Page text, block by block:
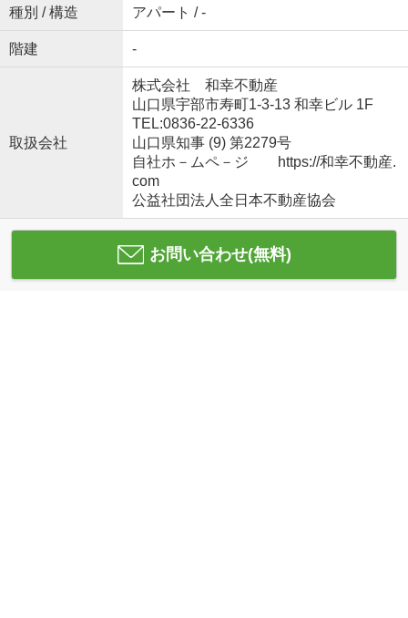
種別 / 構造 アパート / -
階建 -
取扱会社
株式会社 和幸不動産
山口県宇部市寿町1-3-13 和幸ビル 1F
TEL:0836-22-6336
山口県知事 (9) 第2279号
自社ホ－ムペ－ジ https://和幸不動産.
com
公益社団法人全日本不動産協会
お問い合わせ(無料)